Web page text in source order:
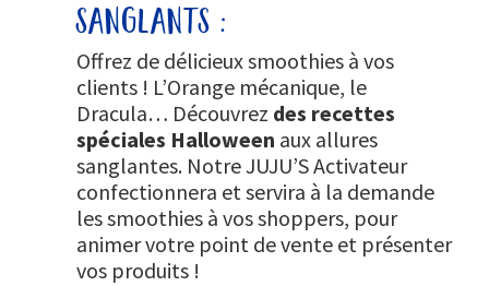
sanglants :
Offrez de délicieux smoothies à vos
clients ! L’Orange mécanique, le
Dracula… Découvrez des recettes
spéciales Halloween aux allures
sanglantes. Notre JUJU’S Activateur
confectionnera et servira à la demande
les smoothies à vos shoppers, pour
animer votre point de vente et présenter
vos produits !